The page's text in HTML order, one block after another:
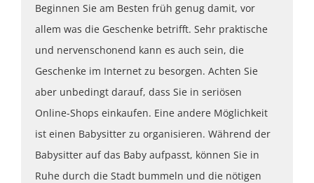
Beginnen Sie am Besten früh genug damit, vor
allem was die Geschenke betrifft. Sehr praktische
und nervenschonend kann es auch sein, die
Geschenke im Internet zu besorgen. Achten Sie
aber unbedingt darauf, dass Sie in seriösen
Online-Shops einkaufen. Eine andere Möglichkeit
ist einen Babysitter zu organisieren. Während der
Babysitter auf das Baby aufpasst, können Sie in
Ruhe durch die Stadt bummeln und die nötigen